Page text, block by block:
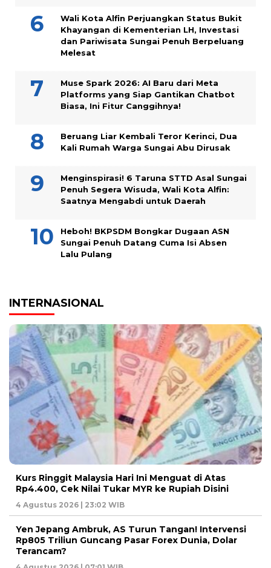
Wali Kota Alfin Perjuangkan Status Bukit
Khayangan di Kementerian LH, Investasi
dan Pariwisata Sungai Penuh Berpeluang
Melesat
Muse Spark 2026: AI Baru dari Meta
Platforms yang Siap Gantikan Chatbot
Biasa, Ini Fitur Canggihnya!
Beruang Liar Kembali Teror Kerinci, Dua
Kali Rumah Warga Sungai Abu Dirusak
Menginspirasi! 6 Taruna STTD Asal Sungai
Penuh Segera Wisuda, Wali Kota Alfin:
Saatnya Mengabdi untuk Daerah
Heboh! BKPSDM Bongkar Dugaan ASN
Sungai Penuh Datang Cuma Isi Absen
Lalu Pulang
INTERNASIONAL
Kurs Ringgit Malaysia Hari Ini Menguat di Atas
Rp4.400, Cek Nilai Tukar MYR ke Rupiah Disini
4 Agustus 2026 | 23:02 WIB
Yen Jepang Ambruk, AS Turun Tangan! Intervensi
Rp805 Triliun Guncang Pasar Forex Dunia, Dolar
Terancam?